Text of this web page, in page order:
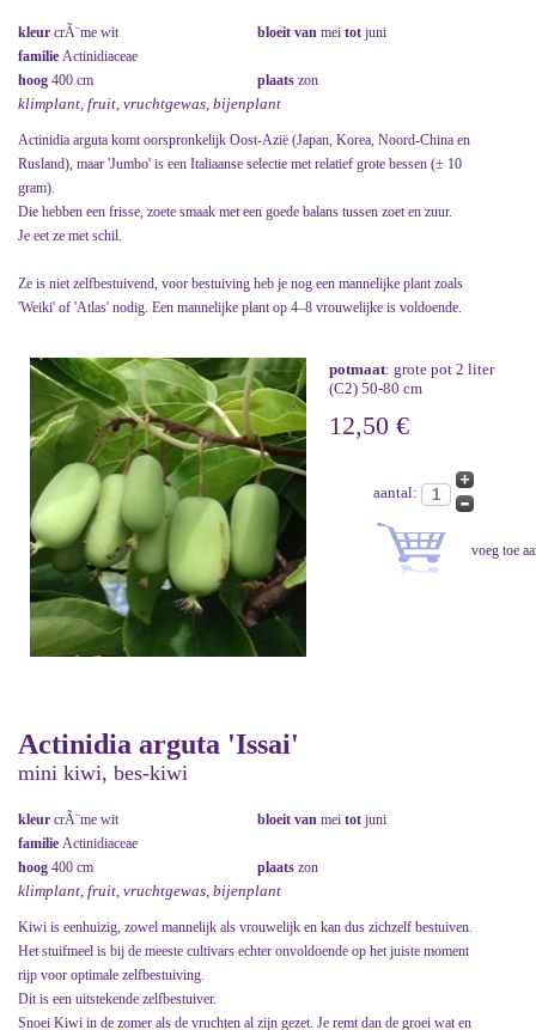
kleur crÃ¨me wit bloeit van mei tot juni
familie Actinidiaceae
hoog 400 cm plaats zon
klimplant, fruit, vruchtgewas, bijenplant
Actinidia arguta komt oorspronkelijk Oost-Azië (Japan, Korea, Noord-China en
Rusland), maar 'Jumbo' is een Italiaanse selectie met relatief grote bessen (± 10
gram).
Die hebben een frisse, zoete smaak met een goede balans tussen zoet en zuur.
Je eet ze met schil.
Ze is niet zelfbestuivend, voor bestuiving heb je nog een mannelijke plant zoals
'Weiki' of 'Atlas' nodig. Een mannelijke plant op 4–8 vrouwelijke is voldoende.
potmaat: grote pot 2 liter
(C2) 50-80 cm
12,50 €
aantal:
Actinidia arguta 'Issai'
mini kiwi, bes-kiwi
kleur crÃ¨me wit bloeit van mei tot juni
familie Actinidiaceae
hoog 400 cm plaats zon
klimplant, fruit, vruchtgewas, bijenplant
Kiwi is eenhuizig, zowel mannelijk als vrouwelijk en kan dus zichzelf bestuiven.
Het stuifmeel is bij de meeste cultivars echter onvoldoende op het juiste moment
rijp voor optimale zelfbestuiving.
Dit is een uitstekende zelfbestuiver.
Snoei Kiwi in de zomer als de vruchten al zijn gezet. Je remt dan de groei wat en